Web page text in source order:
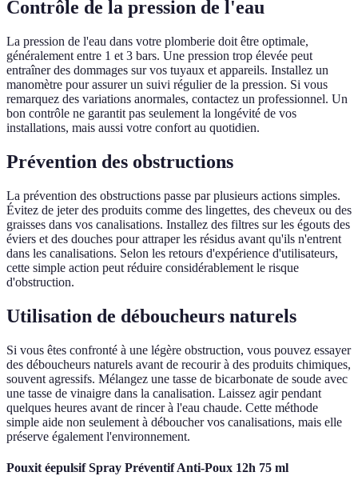
Contrôle de la pression de l'eau
La pression de l'eau dans votre plomberie doit être optimale,
généralement entre 1 et 3 bars. Une pression trop élevée peut
entraîner des dommages sur vos tuyaux et appareils. Installez un
manomètre pour assurer un suivi régulier de la pression. Si vous
remarquez des variations anormales, contactez un professionnel. Un
bon contrôle ne garantit pas seulement la longévité de vos
installations, mais aussi votre confort au quotidien.
Prévention des obstructions
La prévention des obstructions passe par plusieurs actions simples.
Évitez de jeter des produits comme des lingettes, des cheveux ou des
graisses dans vos canalisations. Installez des filtres sur les égouts des
éviers et des douches pour attraper les résidus avant qu'ils n'entrent
dans les canalisations. Selon les retours d'expérience d'utilisateurs,
cette simple action peut réduire considérablement le risque
d'obstruction.
Utilisation de déboucheurs naturels
Si vous êtes confronté à une légère obstruction, vous pouvez essayer
des déboucheurs naturels avant de recourir à des produits chimiques,
souvent agressifs. Mélangez une tasse de bicarbonate de soude avec
une tasse de vinaigre dans la canalisation. Laissez agir pendant
quelques heures avant de rincer à l'eau chaude. Cette méthode
simple aide non seulement à déboucher vos canalisations, mais elle
préserve également l'environnement.
Pouxit éepulsif Spray Préventif Anti-Poux 12h 75 ml